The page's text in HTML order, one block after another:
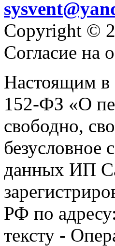
Copyright ©
Согласие на
Настоящим в
152-ФЗ «О
свободно,
безусловное
данных ИП
РФ по
тексту -